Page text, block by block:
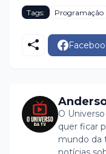
Tags: Programação
O
quer ficar
mundo da